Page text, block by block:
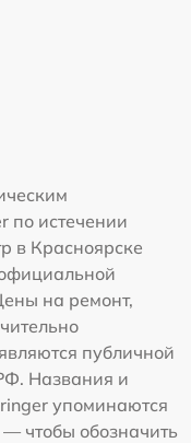
по истечении
в Красноярске
на ремонт,
публичной
Названия и
упоминаются
чтобы обозначить